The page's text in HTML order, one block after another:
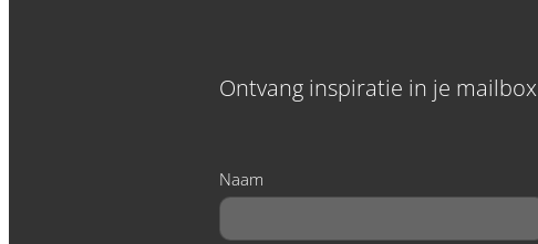
Ontvang inspiratie in je mailbox
Naam